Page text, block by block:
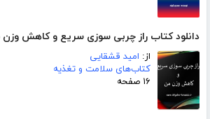
دانلود کتاب راز چربی سوزی سریع و کاهش
از: امید قشقایی
کتاب‌های سلامت و تغذیه
۱۶ صفحه